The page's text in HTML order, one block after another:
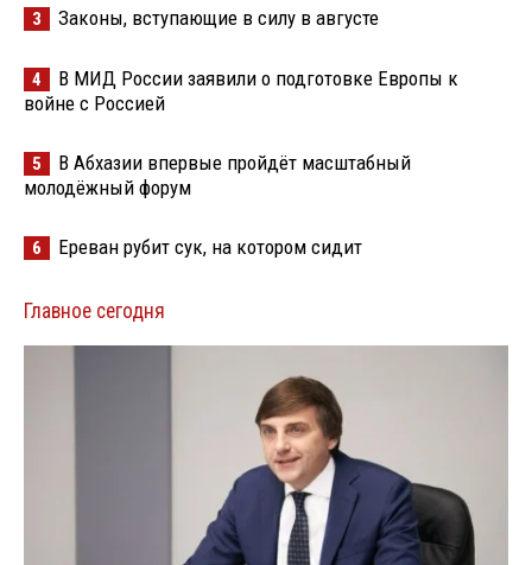
3 Законы, вступающие в силу в августе
4
В МИД России заявили о подготовке Европы к
войне с Россией
5
В Абхазии впервые пройдёт масштабный
молодёжный форум
6 Ереван рубит сук, на котором сидит
Главное сегодня